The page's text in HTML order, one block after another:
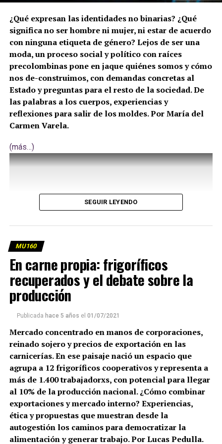
¿Qué expresan las identidades no binarias? ¿Qué
significa no ser hombre ni mujer, ni estar de acuerdo
con ninguna etiqueta de género? Lejos de ser una
moda, un proceso social y político con raíces
precolombinas pone en jaque quiénes somos y cómo
nos de-construimos, con demandas concretas al
Estado y preguntas para el resto de la sociedad. De
las palabras a los cuerpos, experiencias y
reflexiones para salir de los moldes. Por María del
Carmen Varela.
(más…)
SEGUIR LEYENDO
MU160
En carne propia: frigoríficos
recuperados y el debate sobre la
producción
Publicada hace 5 años el 01/07/2021
Mercado concentrado en manos de corporaciones,
reinado sojero y precios de exportación en las
carnicerías. En ese paisaje nació un espacio que
agrupa a 12 frigoríficos cooperativos y representa a
más de 1.400 trabajadorxs, con potencial para llegar
al 10% de la producción nacional. ¿Cómo combinar
exportaciones y mercado interno? Experiencias,
ética y propuestas que muestran desde la
autogestión los caminos para democratizar la
alimentación y generar trabajo. Por Lucas Pedulla.